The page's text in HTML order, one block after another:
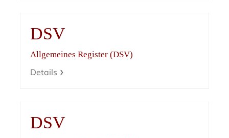
DSV
Allgemeines Register (DSV)
Details
DSV